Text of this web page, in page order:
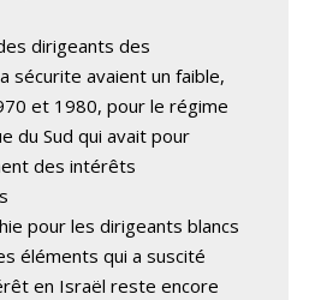
dirigeants des
sécurite avaient un faible,
et 1980, pour le régime
du Sud qui avait pour
des intérêts
pour les dirigeants blancs
éléments qui a suscité
en Israël reste encore